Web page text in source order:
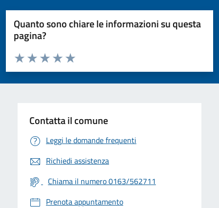
Quanto sono chiare le informazioni su questa
pagina?
Valuta da 1 a 5 stelle la pagina
Valuta 5 stelle su 5
Valuta 4 stelle su 5
Valuta 3 stelle su 5
Valuta 2 stelle su 5
Valuta 1 stelle su 5
Contatta il comune
Leggi le domande frequenti
Richiedi assistenza
Chiama il numero 0163/562711
Prenota appuntamento